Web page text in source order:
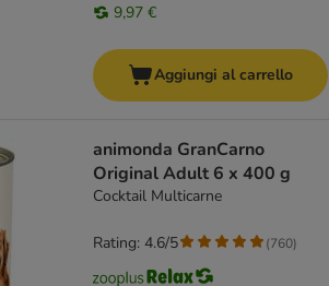
9,97 €
Aggiungi al carrello
animonda GranCarno
Original Adult 6 x 400 g
Cocktail Multicarne
Rating: 4.6/5 (760)